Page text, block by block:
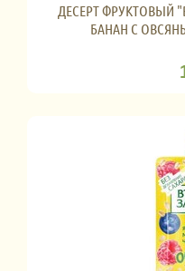
ДЕСЕРТ ФРУКТОВЫЙ
БАНАН С